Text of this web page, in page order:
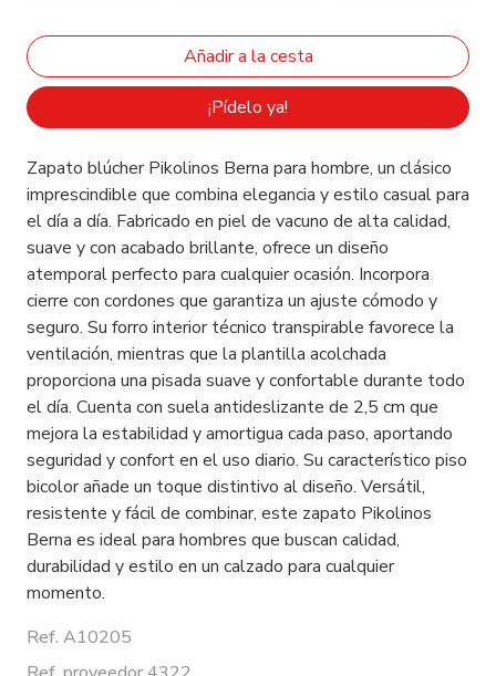
¡Pídelo ya!
Zapato blúcher Pikolinos Berna para hombre, un clásico
imprescindible que combina elegancia y estilo casual para
el día a día. Fabricado en piel de vacuno de alta calidad,
suave y con acabado brillante, ofrece un diseño
atemporal perfecto para cualquier ocasión. Incorpora
cierre con cordones que garantiza un ajuste cómodo y
seguro. Su forro interior técnico transpirable favorece la
ventilación, mientras que la plantilla acolchada
proporciona una pisada suave y confortable durante todo
el día. Cuenta con suela antideslizante de 2,5 cm que
mejora la estabilidad y amortigua cada paso, aportando
seguridad y confort en el uso diario. Su característico piso
bicolor añade un toque distintivo al diseño. Versátil,
resistente y fácil de combinar, este zapato Pikolinos
Berna es ideal para hombres que buscan calidad,
durabilidad y estilo en un calzado para cualquier
momento.
Ref. A10205